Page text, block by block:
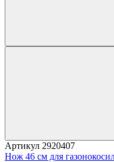
Артикул 2920407
Нож 46 см для